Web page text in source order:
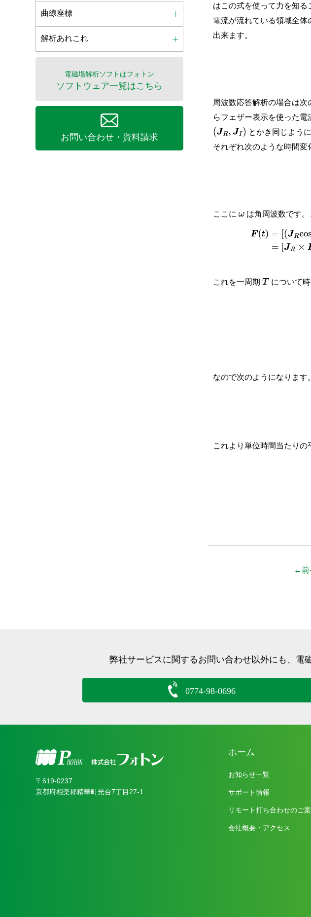
はこの式を使って力を知る
電流が流れている領域全
出来ます。
周波数応答解析の場合は
らフェザー表示を使った
(JR,J I) とかき同じよう
それぞれ次のような時間変
ここにω は角周波数です
(JRcosω −JIsinωt
これを一周期T について時
なので次のようになります。
これより単位時間当たりの
←前
曲線座標
解析あれこれ
電磁場解析ソフトはフォトン
ソフトウェア一覧はこちら
お問い合わせ・資料請求
弊社サービスに関するお問い合わせ以外にも、 電
0774-98-0696
〒619‐0237
京都府相楽郡精華町光台7丁目27-1
ホーム
お知らせ一覧
サポート情報
リモート打ち合わせのご
会社概要・アクセス